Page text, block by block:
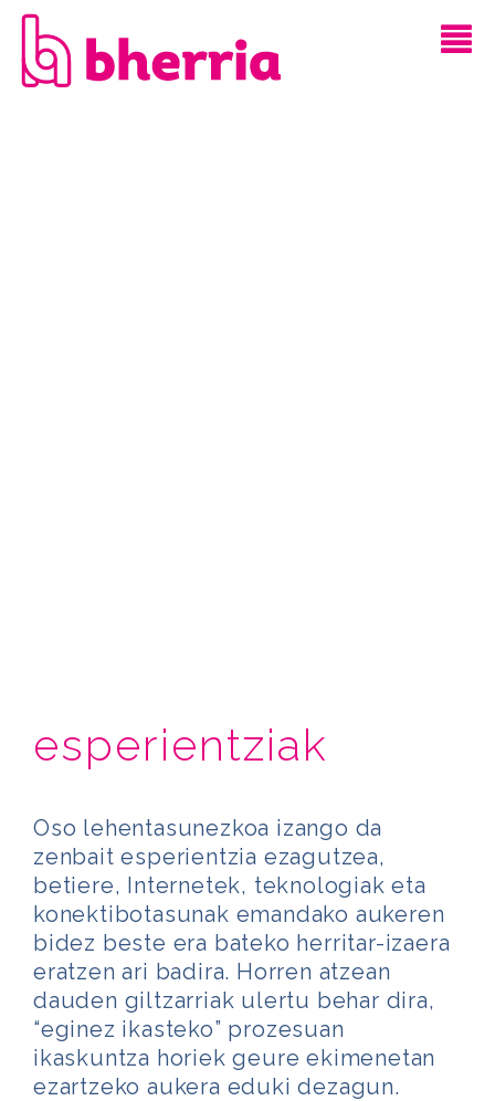
esperientziak
Oso lehentasunezkoa izango da
zenbait esperientzia ezagutzea,
betiere, Internetek, teknologiak eta
konektibotasunak emandako aukeren
bidez beste era bateko herritar-izaera
eratzen ari badira. Horren atzean
dauden giltzarriak ulertu behar dira,
“eginez ikasteko” prozesuan
ikaskuntza horiek geure ekimenetan
ezartzeko aukera eduki dezagun.